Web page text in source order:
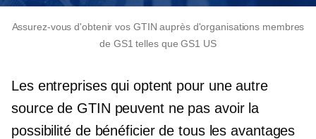
Assurez-vous d'obtenir vos GTIN auprès d'organisations membres
de GS1 telles que GS1 US
Les entreprises qui optent pour une autre
source de GTIN peuvent ne pas avoir la
possibilité de bénéficier de tous les avantages